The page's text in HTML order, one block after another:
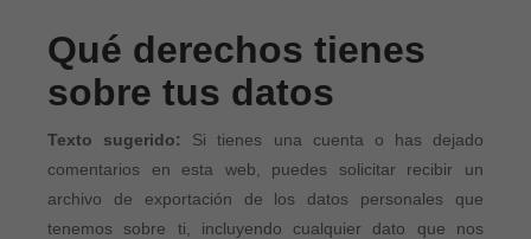
Qué derechos tienes
sobre tus datos
Texto sugerido: Si tienes una cuenta o has dejado
comentarios en esta web, puedes solicitar recibir un
archivo de exportación de los datos personales que
tenemos sobre ti, incluyendo cualquier dato que nos